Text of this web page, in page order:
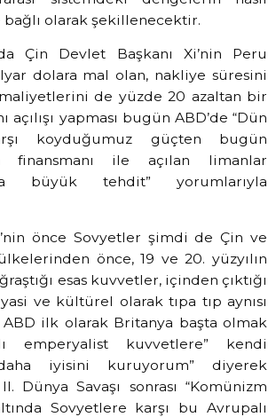
olarak şekillenecektir.
Çin Devlet Başkanı Xi’nin Peru
dolara mal olan, nakliye süresini
de yüzde 20 azaltan bir
açılışı yapması bugün ABD’de “Dün
koyduğumuz güçten bugün
finansmanı ile açılan limanlar
büyük tehdit” yorumlarıyla
önce Sovyetler şimdi de Çin ve
önce, 19 ve 20. yüzyılın
esas kuvvetler, içinden çıktığı
ve kültürel olarak tıpa tıp aynısı
ilk olarak Britanya başta olmak
emperyalist kuvvetlere” kendi
iyisini kuruyorum” diyerek
Dünya Savaşı sonrası “Komünizm
Sovyetlere karşı bu Avrupalı